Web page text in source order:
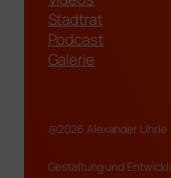
Stadtrat
Podcast
Galerie
@2026 Alexander Uhrle
Gestaltung und